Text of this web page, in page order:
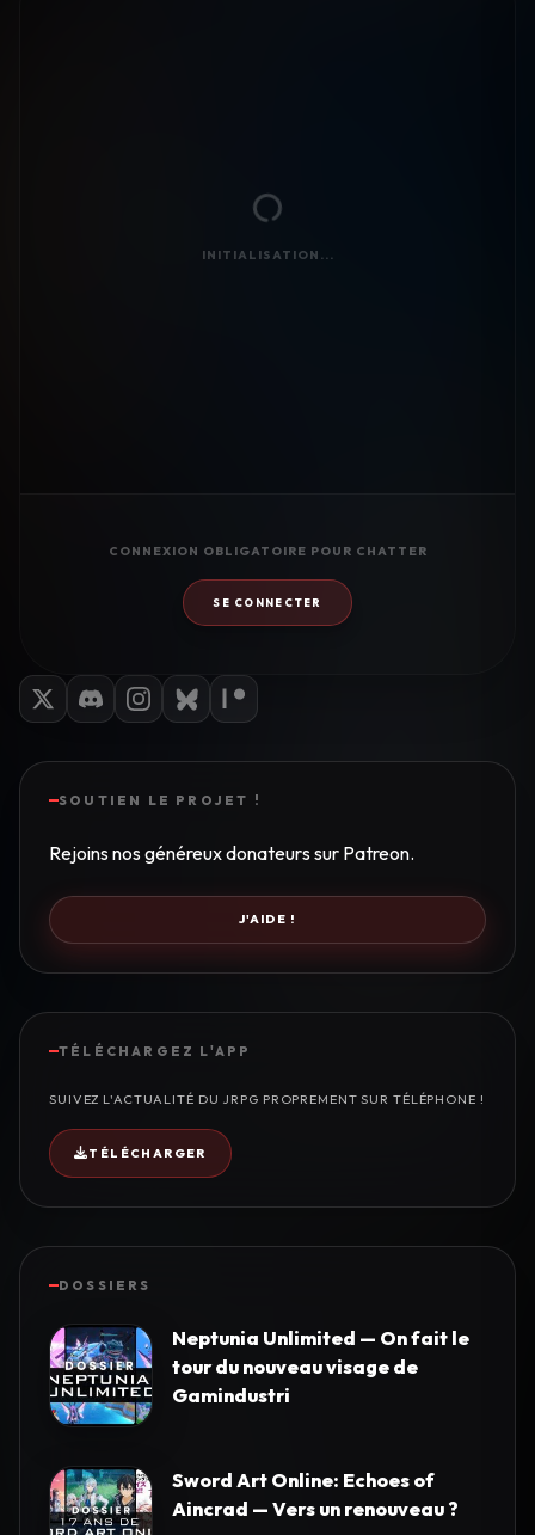
INITIALISATION...
CONNEXION OBLIGATOIRE POUR CHATTER
SE CONNECTER
SOUTIEN LE PROJET !
Rejoins nos généreux donateurs sur Patreon.
J'AIDE !
TÉLÉCHARGEZ L'APP
SUIVEZ L'ACTUALITÉ DU JRPG PROPREMENT SUR TÉLÉPHONE !
TÉLÉCHARGER
DOSSIERS
Neptunia Unlimited — On fait le
tour du nouveau visage de
Gamindustri
Sword Art Online: Echoes of
Aincrad — Vers un renouveau ?